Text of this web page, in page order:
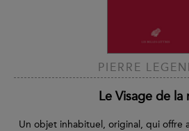
PIERRE
Le Visage de la
Un objet inhabituel, original, qui offre